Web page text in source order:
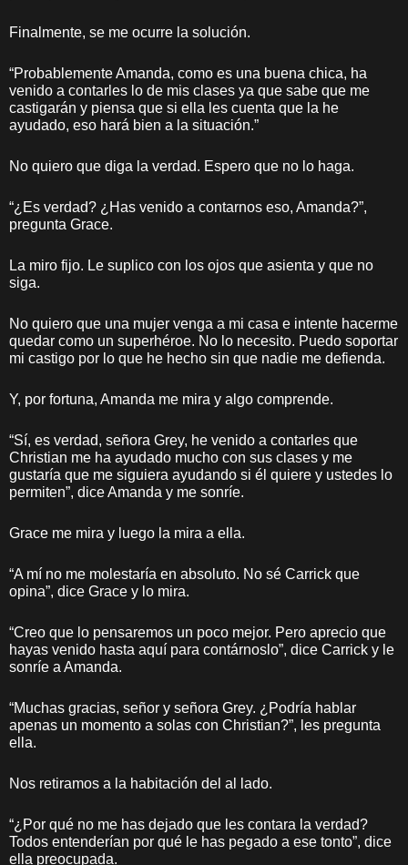
Finalmente, se me ocurre la solución.
“Probablemente Amanda, como es una buena chica, ha
venido a contarles lo de mis clases ya que sabe que me
castigarán y piensa que si ella les cuenta que la he
ayudado, eso hará bien a la situación.”
No quiero que diga la verdad. Espero que no lo haga.
“¿Es verdad? ¿Has venido a contarnos eso, Amanda?”,
pregunta Grace.
La miro fijo. Le suplico con los ojos que asienta y que no
siga.
No quiero que una mujer venga a mi casa e intente hacerme
quedar como un superhéroe. No lo necesito. Puedo soportar
mi castigo por lo que he hecho sin que nadie me defienda.
Y, por fortuna, Amanda me mira y algo comprende.
“Sí, es verdad, señora Grey, he venido a contarles que
Christian me ha ayudado mucho con sus clases y me
gustaría que me siguiera ayudando si él quiere y ustedes lo
permiten”, dice Amanda y me sonríe.
Grace me mira y luego la mira a ella.
“A mí no me molestaría en absoluto. No sé Carrick que
opina”, dice Grace y lo mira.
“Creo que lo pensaremos un poco mejor. Pero aprecio que
hayas venido hasta aquí para contárnoslo”, dice Carrick y le
sonríe a Amanda.
“Muchas gracias, señor y señora Grey. ¿Podría hablar
apenas un momento a solas con Christian?”, les pregunta
ella.
Nos retiramos a la habitación del al lado.
“¿Por qué no me has dejado que les contara la verdad?
Todos entenderían por qué le has pegado a ese tonto”, dice
ella preocupada.